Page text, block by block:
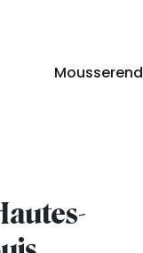
Mousserend